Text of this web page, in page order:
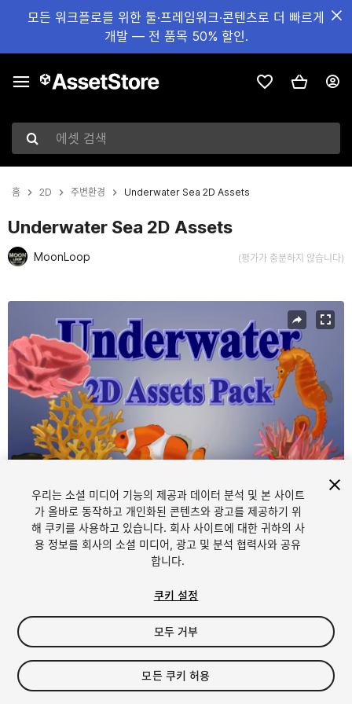
모든 워크플로를 위한 툴·프레임워크·콘텐츠로 더 빠르게
개발 — 전 품목 50% 할인.
에셋 검색
홈 2D 주변환경 Underwater Sea 2D Assets
Underwater Sea 2D Assets
MoonLoop (평가가 충분하지 않습니다)
1/2
$24.99
세금/부가세는 결제 시 반영됩니다.
우리는 소셜 미디어 기능의 제공과 데이터 분석 및 본 사이트
가 올바로 동작하고 개인화된 콘텐츠와 광고를 제공하기 위
해 쿠키를 사용하고 있습니다. 회사 사이트에 대한 귀하의 사
용 정보를 회사의 소셜 미디어, 광고 및 분석 협력사와 공유
합니다.
쿠키 설정
모두 거부
모든 쿠키 허용